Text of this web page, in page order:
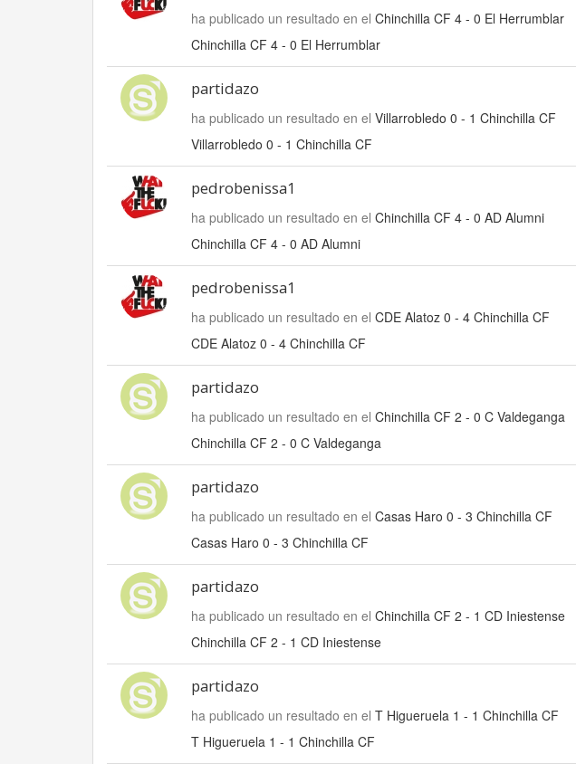
ha publicado un resultado en el Chinchilla CF 4 - 0 El Herrumblar
Chinchilla CF 4 - 0 El Herrumblar
partidazo
ha publicado un resultado en el Villarrobledo 0 - 1 Chinchilla CF
Villarrobledo 0 - 1 Chinchilla CF
pedrobenissa1
ha publicado un resultado en el Chinchilla CF 4 - 0 AD Alumni
Chinchilla CF 4 - 0 AD Alumni
pedrobenissa1
ha publicado un resultado en el CDE Alatoz 0 - 4 Chinchilla CF
CDE Alatoz 0 - 4 Chinchilla CF
partidazo
ha publicado un resultado en el Chinchilla CF 2 - 0 C Valdeganga
Chinchilla CF 2 - 0 C Valdeganga
partidazo
ha publicado un resultado en el Casas Haro 0 - 3 Chinchilla CF
Casas Haro 0 - 3 Chinchilla CF
partidazo
ha publicado un resultado en el Chinchilla CF 2 - 1 CD Iniestense
Chinchilla CF 2 - 1 CD Iniestense
partidazo
ha publicado un resultado en el T Higueruela 1 - 1 Chinchilla CF
T Higueruela 1 - 1 Chinchilla CF